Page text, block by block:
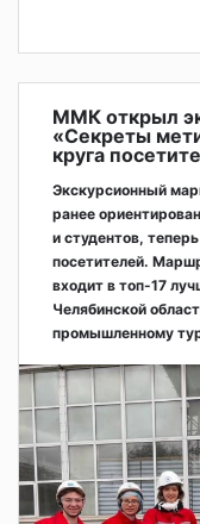
ММК открыл
«Секреты
круга
Экскурсионный
ранее
и студентов,
посетителей.
входит в топ-17
Челябинской
промышленному